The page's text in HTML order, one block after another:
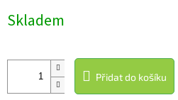
cena:
Skladem
Přidat do košíku